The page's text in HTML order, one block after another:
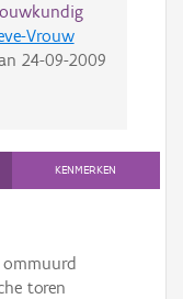
Vrouw
24-09-2009
KENMERKEN
toren